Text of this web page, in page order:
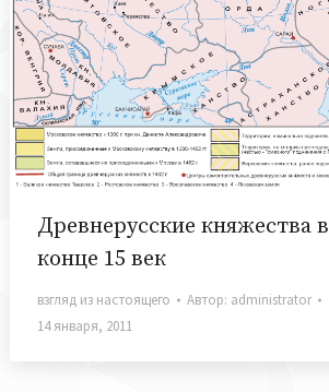
Древнерусские княжества в
конце 15 век
взгляд из настоящего Автор: administrator
14 января, 2011